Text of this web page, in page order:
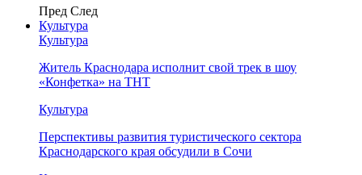
Пред След
Культура
Культура
Житель Краснодара исполнит свой трек в шоу
«Конфетка» на ТНТ
Культура
Перспективы развития туристического сектора
Краснодарского края обсудили в Сочи